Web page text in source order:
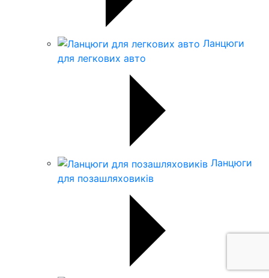
Ланцюги
для легкових авто
Ланцюги
для позашляховиків